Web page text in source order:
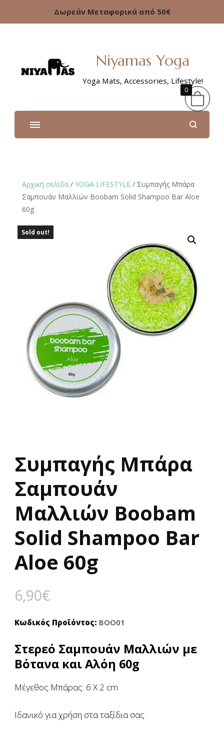
Δωρεάν Μεταφορικά από 50€
Niyamas Yoga
Yoga Mats, Accessories, Lifestyle!
Αρχική σελίδα / YOGA LIFESTYLE / Συμπαγής Μπάρα
Σαμπουάν Μαλλιών Boobam Solid Shampoo Bar Aloe
60g
Sold out!
Συμπαγής Μπάρα
Σαμπουάν
Μαλλιών Boobam
Solid Shampoo Bar
Aloe 60g
6,90€
Κωδικός Προϊόντος: BOO01
Στερεό Σαμπουάν Μαλλιών με
Βότανα και Αλόη 60g
Μέγεθος Μπάρας: 6 Χ 2 cm
Ιδανικό για χρήση στα ταξίδια σας
0